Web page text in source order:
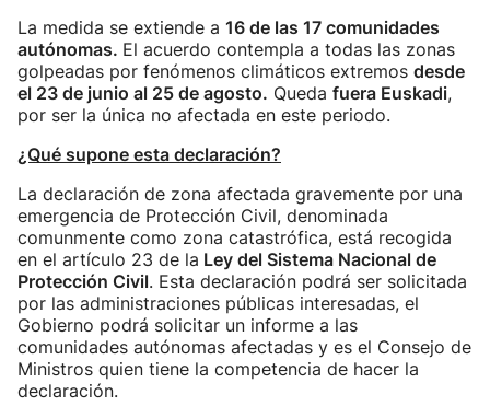
La medida se extiende a 16 de las 17 comunidades
autónomas. El acuerdo contempla a todas las zonas
golpeadas por fenómenos climáticos extremos desde
el 23 de junio al 25 de agosto. Queda fuera Euskadi,
por ser la única no afectada en este periodo.
¿Qué supone esta declaración?
La declaración de zona afectada gravemente por una
emergencia de Protección Civil, denominada
comunmente como zona catastrófica, está recogida
en el artículo 23 de la Ley del Sistema Nacional de
Protección Civil. Esta declaración podrá ser solicitada
por las administraciones públicas interesadas, el
Gobierno podrá solicitar un informe a las
comunidades autónomas afectadas y es el Consejo de
Ministros quien tiene la competencia de hacer la
declaración.